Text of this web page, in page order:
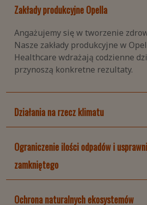
Zakłady produkcyjne Opella
Angażujemy się w tworzenie
Nasze zakłady produkcyjne w
Healthcare wdrażają codzienne
przynoszą konkretne rezultaty.
Działania na rzecz klimatu
Ograniczenie ilości odpadów i
zamkniętego
Ochrona naturalnych ekosystemów